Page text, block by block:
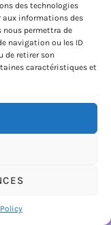
des technologies
aux informations des
nous permettra de
navigation ou les ID
de retirer son
caractéristiques et